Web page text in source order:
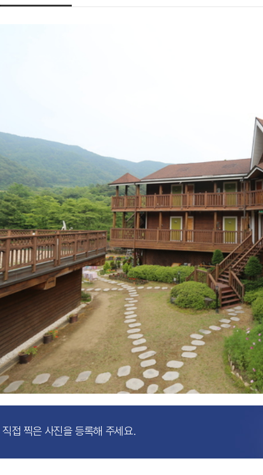
직접 찍은 사진을 등록해 주세요.